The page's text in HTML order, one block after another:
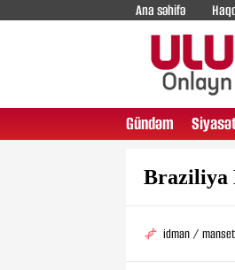
Ana səhifə
Gündəm
Braziliya
idman / manset